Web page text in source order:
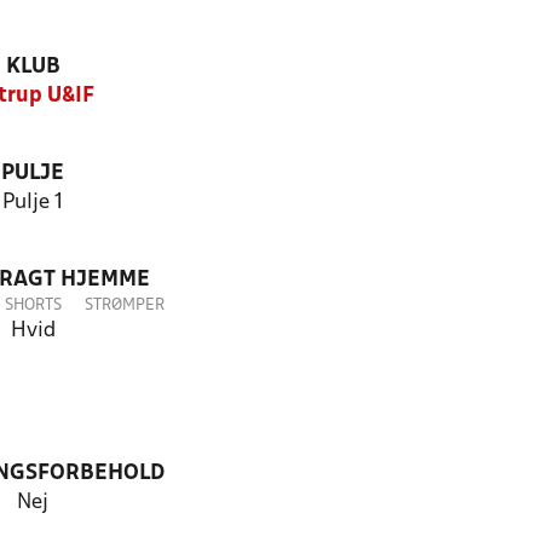
KLUB
U&IF
PULJE
Pulje 1
HJEMME
SHORTS
Hvid
STRØMPER
Nej